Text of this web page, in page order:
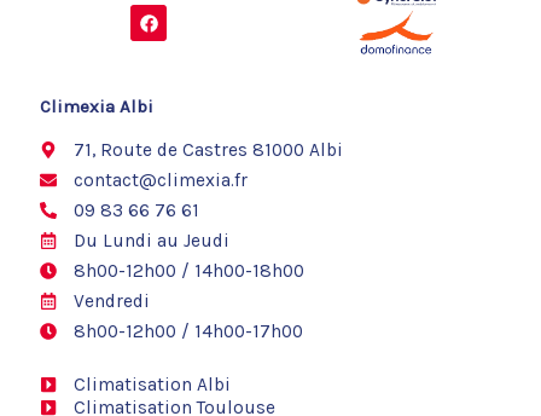
F
a
c
o
Climexia Albi
71, Route de Castres 81000 Albi
contact@climexia.fr
09 83 66 76 61
Du Lundi au Jeudi
8h00-12h00 / 14h00-18h00
Vendredi
8h00-12h00 / 14h00-17h00
Climatisation Albi
Climatisation Toulouse